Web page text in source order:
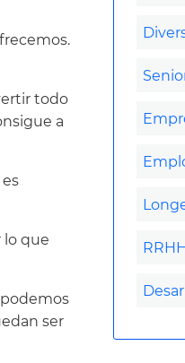
todo
a
que
ser